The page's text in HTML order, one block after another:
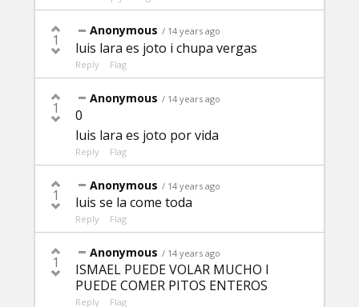
1
Anonymous / 14 years ago
luis lara es joto i chupa vergas
Reply Flag
1
Anonymous / 14 years ago
0
luis lara es joto por vida
Reply Flag
1
Anonymous / 14 years ago
luis se la come toda
Reply Flag
1
Anonymous / 14 years ago
ISMAEL PUEDE VOLAR MUCHO I
PUEDE COMER PITOS ENTEROS
Reply Flag